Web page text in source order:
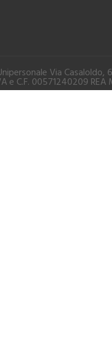
Via
e C.F. 00571240209